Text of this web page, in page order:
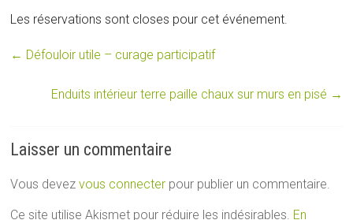
Les réservations sont closes pour cet événement.
← Défouloir utile – curage participatif
Enduits intérieur terre paille chaux sur murs en pisé →
Laisser un commentaire
Vous devezvous connecter pour publier un commentaire.
Ce site utilise Akismet pour réduire les indésirables. En